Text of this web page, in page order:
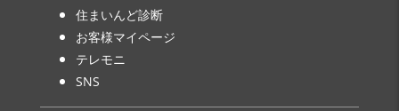
住まいんど診断
お客様マイページ
テレモニ
SNS